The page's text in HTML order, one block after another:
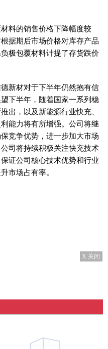
料的销售价格下降幅度较
据期后市场价格对库存产品
极包覆材料计提了存货跌价
新材对于下半年仍然抱有信
下半年，随着国家一系列稳
出，以及新能源行业快充、
能力将有所增强。公司将继
竞争优势，进一步加大市场
司将持续积极关注快充技术
证公司核心技术优势和行业
市场占有率。
X 关闭